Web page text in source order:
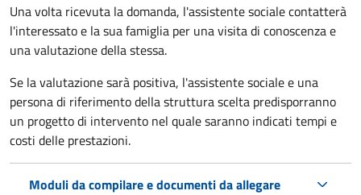
Una volta ricevuta la domanda, l'assistente sociale contatterà
l'interessato e la sua famiglia per una visita di conoscenza e
una valutazione della stessa.
Se la valutazione sarà positiva, l'assistente sociale e una
persona di riferimento della struttura scelta predisporranno
un progetto di intervento nel quale saranno indicati tempi e
costi delle prestazioni.
Moduli da compilare e documenti da allegare